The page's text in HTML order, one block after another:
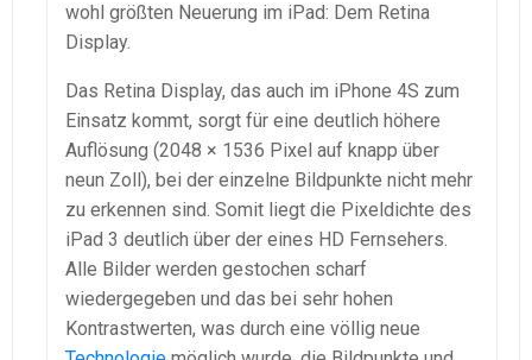
wohl größten Neuerung im iPad: Dem Retina
Display.
Das Retina Display, das auch im iPhone 4S zum
Einsatz kommt, sorgt für eine deutlich höhere
Auflösung (2048 × 1536 Pixel auf knapp über
neun Zoll), bei der einzelne Bildpunkte nicht mehr
zu erkennen sind. Somit liegt die Pixeldichte des
iPad 3 deutlich über der eines HD Fernsehers.
Alle Bilder werden gestochen scharf
wiedergegeben und das bei sehr hohen
Kontrastwerten, was durch eine völlig neue